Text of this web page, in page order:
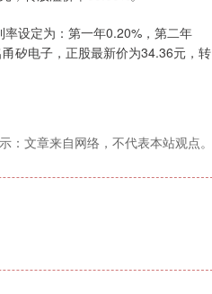
设定为：第一年0.20%，第二年
矽电子，正股最新价为34.36元，转
：文章来自网络，不代表本站观点。